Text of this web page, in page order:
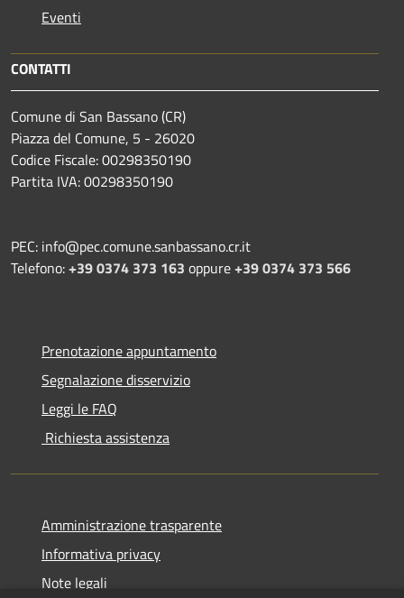
Eventi
CONTATTI
Comune di San Bassano (CR)
Piazza del Comune, 5 - 26020
Codice Fiscale: 00298350190
Partita IVA: 00298350190
PEC: info@pec.comune.sanbassano.cr.it
Telefono:+39 0374 373 163 oppure+39 0374 373 566
Prenotazione appuntamento
Segnalazione disservizio
Leggi le FAQ
Richiesta assistenza
Amministrazione trasparente
Informativa privacy
Note legali